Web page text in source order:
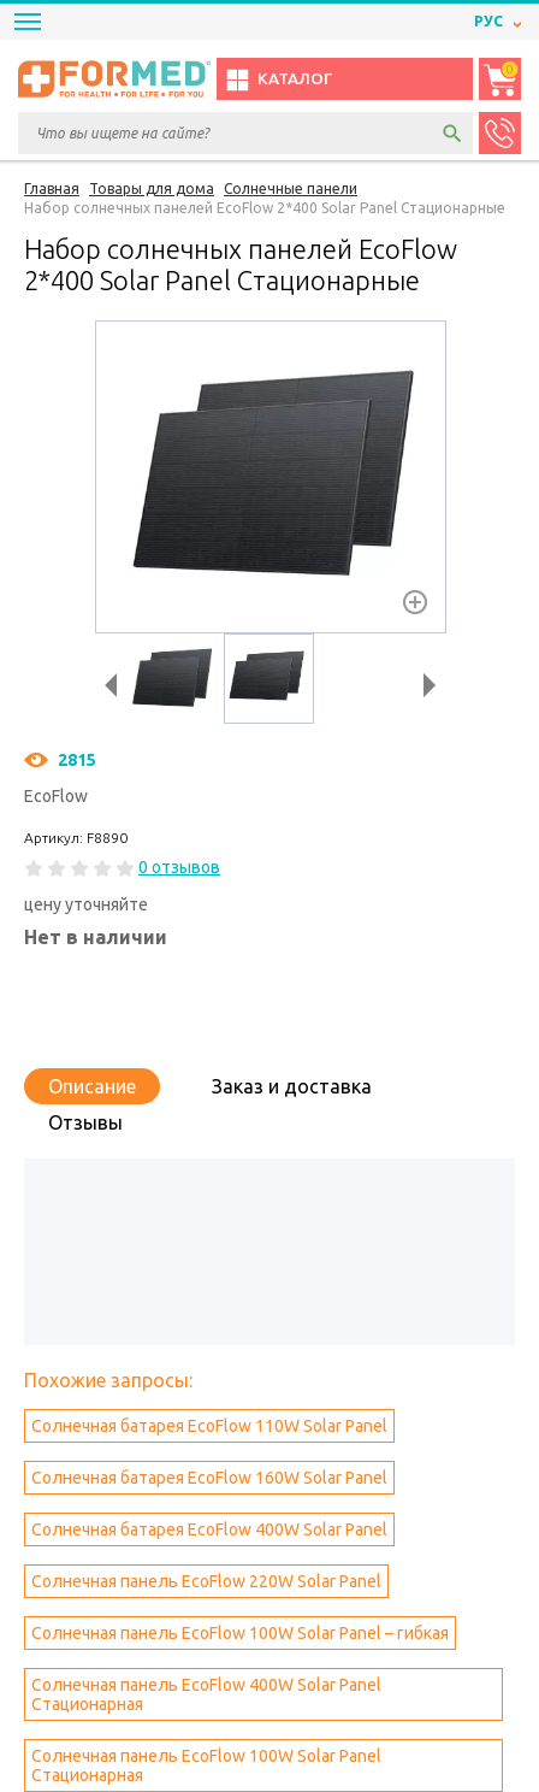
РУС
КАТАЛОГ
0
Главная Товары для дома
Солнечные панели
Набор солнечных панелей EcoFlow 2*400 Solar Panel Стационарные
Набор солнечных панелей EcoFlow
2*400 Solar Panel Стационарные
2815
EcoFlow
Артикул: F8890
0 отзывов
цену уточняйте
Нет в наличии
Описание
Заказ и доставка
Отзывы
Похожие запросы:
Солнечная батарея EcoFlow 110W Solar Panel
Солнечная батарея EcoFlow 160W Solar Panel
Солнечная батарея EcoFlow 400W Solar Panel
Солнечная панель EcoFlow 220W Solar Panel
Солнечная панель EcoFlow 100W Solar Panel – гибкая
Солнечная панель EcoFlow 400W Solar Panel
Стационарная
Солнечная панель EcoFlow 100W Solar Panel
Стационарная